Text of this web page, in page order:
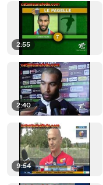
2:55
2:40
9:54